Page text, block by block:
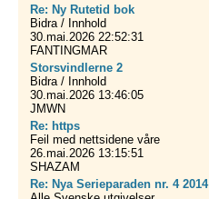
Re: Ny Rutetid bok
Bidra / Innhold
30.mai.2026 22:52:31
FANTINGMAR
Storsvindlerne 2
Bidra / Innhold
30.mai.2026 13:46:05
JMWN
Re: https
Feil med nettsidene våre
26.mai.2026 13:15:51
SHAZAM
Re: Nya Serieparaden nr. 4 2014